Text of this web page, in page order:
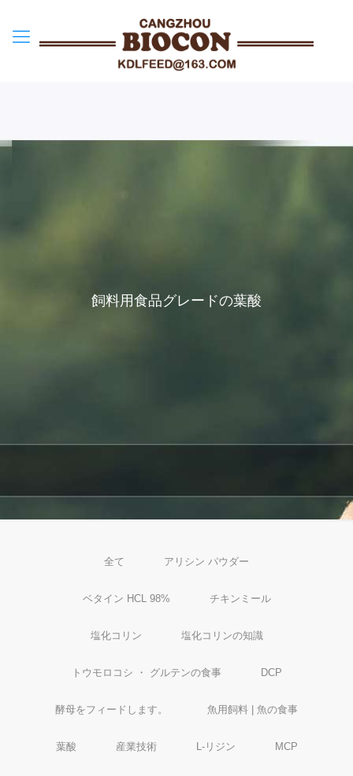
飼料用食品グレードの葉酸
全て アリシン パウダー
ベタイン HCL 98% チキンミール
塩化コリン 塩化コリンの知識
トウモロコシ ・ グルテンの食事 DCP
酵母をフィードします。 魚用飼料 | 魚の食事
葉酸 産業技術 L-リジン MCP